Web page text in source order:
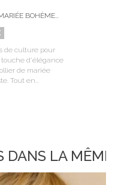
BOHÈME...
de culture pour
d'élégance
de mariée
Tout en...
DANS LA